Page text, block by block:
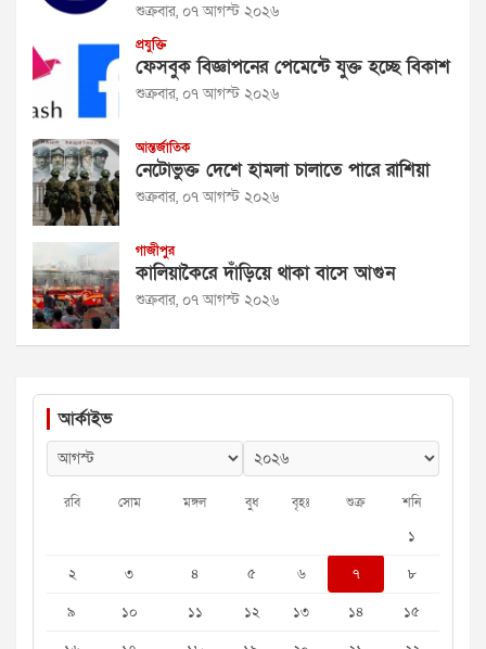
শুক্রবার, ০৭ আগস্ট ২০২৬
প্রযুক্তি
ফেসবুক বিজ্ঞাপনের পেমেন্টে যুক্ত হচ্ছে বিকাশ
শুক্রবার, ০৭ আগস্ট ২০২৬
আন্তর্জাতিক
নেটোভুক্ত দেশে হামলা চালাতে পারে রাশিয়া
শুক্রবার, ০৭ আগস্ট ২০২৬
গাজীপুর
কালিয়াকৈরে দাঁড়িয়ে থাকা বাসে আগুন
শুক্রবার, ০৭ আগস্ট ২০২৬
আর্কাইভ
রবি সোম মঙ্গল বুধ বৃহঃ শুক্র শনি
১
২
৩ ৪ ৫ ৬ ৭
৮
৯
১০ ১১ ১২ ১৩ ১৪
১৫